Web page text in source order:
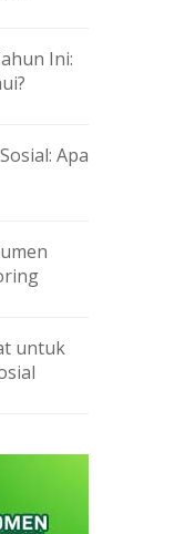
Ini:
Apa
untuk